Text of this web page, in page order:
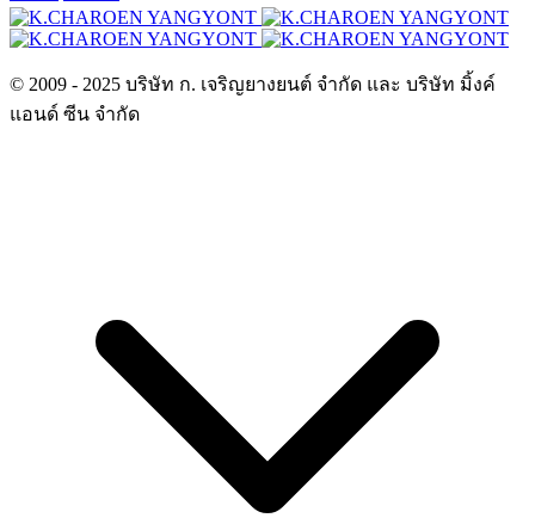
© 2009 - 2025 บริษัท ก. เจริญยางยนต์ จำกัด และ บริษัท มิ้งค์
แอนด์ ซีน จำกัด